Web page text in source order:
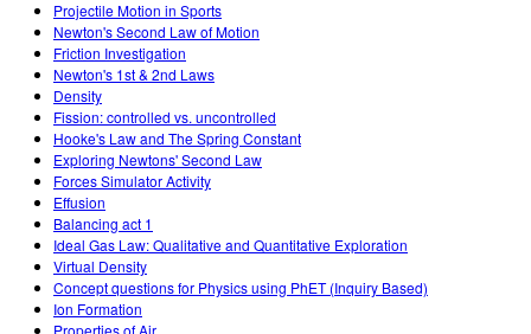
Projectile Motion in Sports
Newton's Second Law of Motion
Friction Investigation
Newton's 1st & 2nd Laws
Density
Fission: controlled vs. uncontrolled
Hooke's Law and The Spring Constant
Exploring Newtons' Second Law
Forces Simulator Activity
Effusion
Balancing act 1
Ideal Gas Law: Qualitative and Quantitative Exploration
Virtual Density
Concept questions for Physics using PhET (Inquiry Based)
Ion Formation
Properties of Air